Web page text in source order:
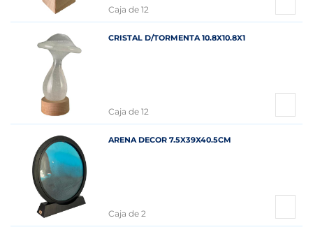
Caja de 12
CRISTAL D/TORMENTA 10.8X10.8X1
Caja de 12
ARENA DECOR 7.5X39X40.5CM
Caja de 2